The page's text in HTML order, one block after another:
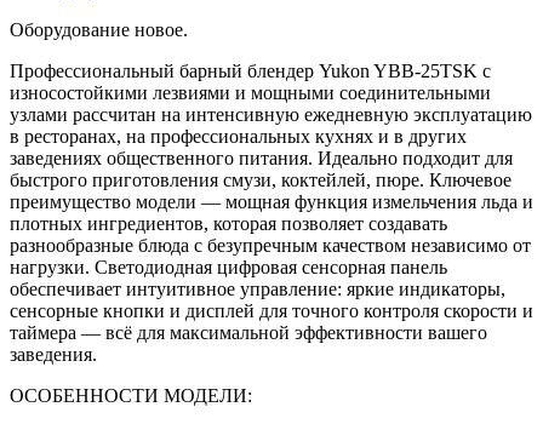
Оборудование новое.
Профессиональный барный блендер Yukon YBB‑25TSK с
износостойкими лезвиями и мощными соединительными
узлами рассчитан на интенсивную ежедневную эксплуатацию
в ресторанах, на профессиональных кухнях и в других
заведениях общественного питания. Идеально подходит для
быстрого приготовления смузи, коктейлей, пюре. Ключевое
преимущество модели — мощная функция измельчения льда и
плотных ингредиентов, которая позволяет создавать
разнообразные блюда с безупречным качеством независимо от
нагрузки. Светодиодная цифровая сенсорная панель
обеспечивает интуитивное управление: яркие индикаторы,
сенсорные кнопки и дисплей для точного контроля скорости и
таймера — всё для максимальной эффективности вашего
заведения.
ОСОБЕННОСТИ МОДЕЛИ: